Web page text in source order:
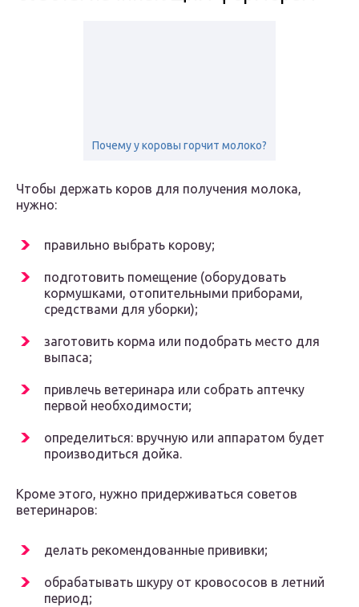
Почему у коровы горчит молоко?
Чтобы держать коров для получения молока,
нужно:
правильно выбрать корову;
подготовить помещение (оборудовать
кормушками, отопительными приборами,
средствами для уборки);
заготовить корма или подобрать место для
выпаса;
привлечь ветеринара или собрать аптечку
первой необходимости;
определиться: вручную или аппаратом будет
производиться дойка.
Кроме этого, нужно придерживаться советов
ветеринаров:
делать рекомендованные прививки;
обрабатывать шкуру от кровососов в летний
период;